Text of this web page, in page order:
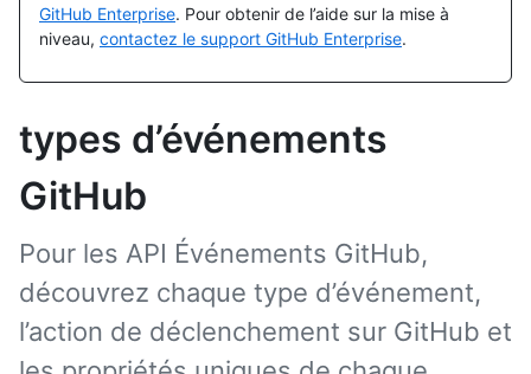
GitHub Enterprise. Pour obtenir de l’aide sur la mise à
niveau, contactez le support GitHub Enterprise.
types d’événements
GitHub
Pour les API Événements GitHub,
découvrez chaque type d’événement,
l’action de déclenchement sur GitHub et